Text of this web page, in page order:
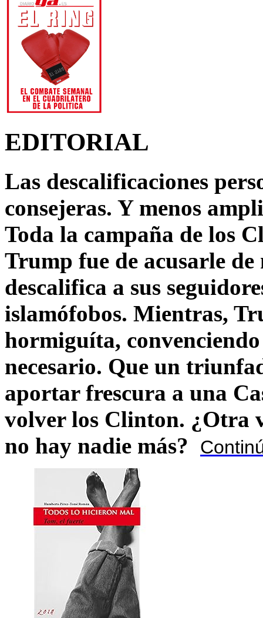
EDITORIAL
Las descalificaciones
consejeras. Y menos
Toda la campaña de los
Trump fue de acusarle
descalifica a sus
islamófobos. Mientras,
hormiguíta,
necesario. Que un
aportar frescura a una
volver los Clinton. ¿Otra
no hay nadie más?